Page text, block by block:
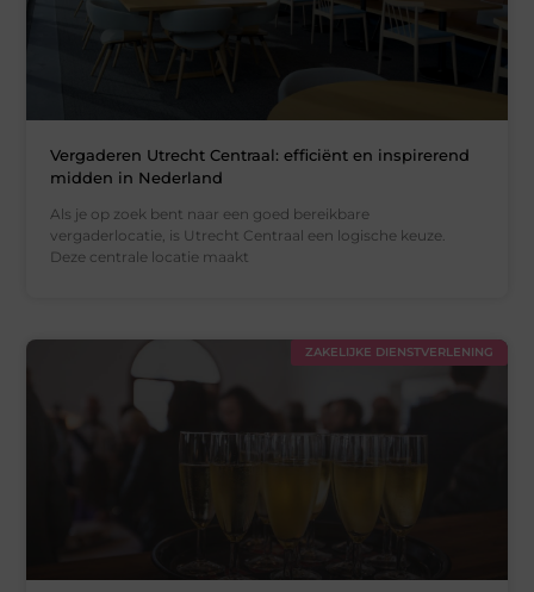
Vergaderen Utrecht Centraal: efficiënt en inspirerend
midden in Nederland
Als je op zoek bent naar een goed bereikbare
vergaderlocatie, is Utrecht Centraal een logische keuze.
Deze centrale locatie maakt
ZAKELIJKE DIENSTVERLENING